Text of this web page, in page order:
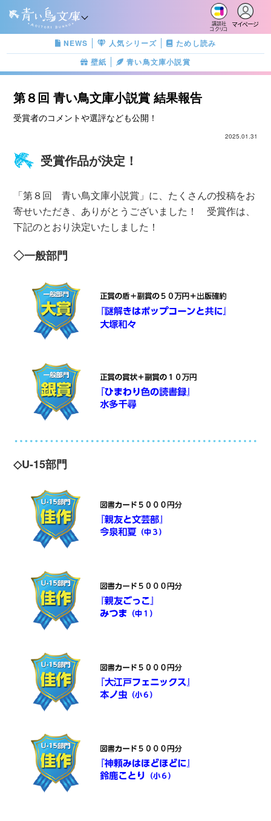
講談社
コクリコ
マイページ
NEWS 人気シリーズ
ためし読み
壁紙
青い鳥文庫小説賞
第８回 青い鳥文庫小説賞 結果報告
受賞者のコメントや選評なども公開！
2025.01.31
受賞作品が決定！
「第８回 青い鳥文庫小説賞」に、たくさんの投稿をお
寄せいただき、ありがとうございました！ 受賞作は、
下記のとおり決定いたしました！
◇一般部門
◇U-15部門